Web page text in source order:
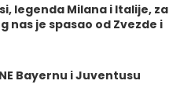
legenda Milana i Italije, za
nas je spasao od Zvezde i
Bayernu i Juventusu